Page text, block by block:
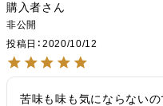
購入者
非公開
投稿日
2020/10/12
苦味も味も気にならない